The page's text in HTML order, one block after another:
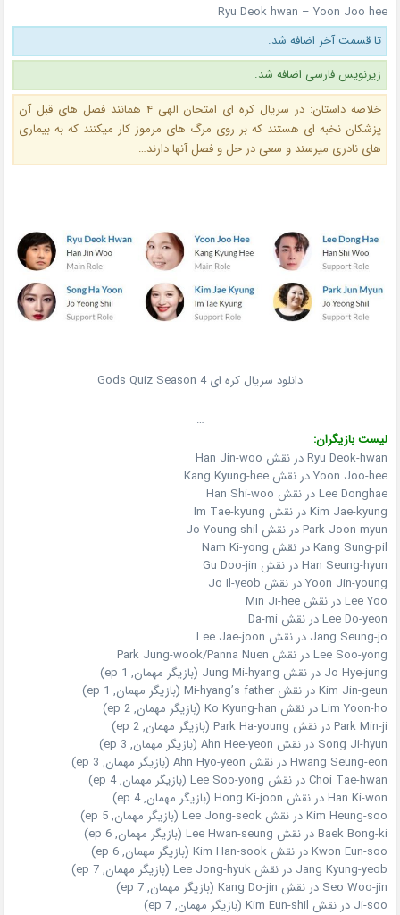
Ryu Deok hwan – Yoon Joo hee
تا قسمت آخر اضافه شد.
زیرنویس فارسی اضافه شد.
خلاصه داستان: در سریال کره ای امتحان الهی ۴ همانند فصل های قبل آن
پزشکان نخبه ای هستند که بر روی مرگ های مرموز کار میکنند که به بیماری
های نادری میرسند و سعی در حل و فصل آنها دارند…
دانلود سریال کره ای Gods Quiz Season 4
…
لیست بازیگران:
Ryu Deok-hwan در نقش Han Jin-woo
Yoon Joo-hee در نقش Kang Kyung-hee
Lee Donghae در نقش Han Shi-woo
Kim Jae-kyung در نقش Im Tae-kyung
Park Joon-myun در نقش Jo Young-shil
Kang Sung-pil در نقش Nam Ki-yong
Han Seung-hyun در نقش Gu Doo-jin
Yoon Jin-young در نقش Jo Il-yeob
Lee Yoo در نقش Min Ji-hee
Lee Do-yeon در نقش Da-mi
Jang Seung-jo در نقش Lee Jae-joon
Lee Soo-yong در نقش Park Jung-wook/Panna Nuen
Jo Hye-jung در نقش Jung Mi-hyang (بازیگر مهمان, ep 1)
Kim Jin-geun در نقش Mi-hyang’s father (بازیگر مهمان, ep 1)
Lim Yoon-ho در نقش Ko Kyung-han (بازیگر مهمان, ep 2)
Park Min-ji در نقش Park Ha-young (بازیگر مهمان, ep 2)
Song Ji-hyun در نقش Ahn Hee-yeon (بازیگر مهمان, ep 3)
Hwang Seung-eon در نقش Ahn Hyo-yeon (بازیگر مهمان, ep 3)
Choi Tae-hwan در نقش Lee Soo-yong (بازیگر مهمان, ep 4)
Han Ki-won در نقش Hong Ki-joon (بازیگر مهمان, ep 4)
Kim Heung-soo در نقش Lee Jong-seok (بازیگر مهمان, ep 5)
Baek Bong-ki در نقش Lee Hwan-seung (بازیگر مهمان, ep 6)
Kwon Eun-soo در نقش Kim Han-sook (بازیگر مهمان, ep 6)
Jang Kyung-yeob در نقش Lee Jong-hyuk (بازیگر مهمان, ep 7)
Seo Woo-jin در نقش Kang Do-jin (بازیگر مهمان, ep 7)
Ji-soo در نقش Kim Eun-shil (بازیگر مهمان, ep 7)